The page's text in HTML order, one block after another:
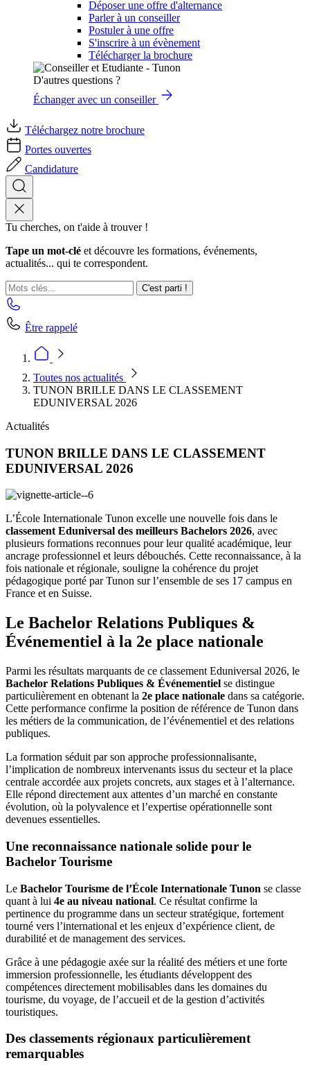
Déposer une offre d'alternance
Parler à un conseiller
Postuler à une offre
S'inscrire à un évènement
Télécharger la brochure
D'autres questions ?
Échanger avec un conseiller
Téléchargez notre brochure
Portes ouvertes
Candidature
Tu cherches, on t'aide à trouver !
Tape un mot-clé et découvre les formations, événements,
actualités... qui te correspondent.
C'est parti !
Être rappelé
Toutes nos actualités
TUNON BRILLE DANS LE CLASSEMENT
EDUNIVERSAL 2026
Actualités
TUNON BRILLE DANS LE CLASSEMENT
EDUNIVERSAL 2026
L’École Internationale Tunon excelle une nouvelle fois dans le
classement Eduniversal des meilleurs Bachelors 2026, avec
plusieurs formations reconnues pour leur qualité académique, leur
ancrage professionnel et leurs débouchés. Cette reconnaissance, à la
fois nationale et régionale, souligne la cohérence du projet
pédagogique porté par Tunon sur l’ensemble de ses 17 campus en
France et en Suisse.
Le Bachelor Relations Publiques &
Événementiel à la 2e place nationale
Parmi les résultats marquants de ce classement Eduniversal 2026, le
Bachelor Relations Publiques & Événementiel se distingue
particulièrement en obtenant la 2e place nationale dans sa catégorie.
Cette performance confirme la position de référence de Tunon dans
les métiers de la communication, de l’événementiel et des relations
publiques.
La formation séduit par son approche professionnalisante,
l’implication de nombreux intervenants issus du secteur et la place
centrale accordée aux projets concrets, aux stages et à l’alternance.
Elle répond directement aux attentes d’un marché en constante
évolution, où la polyvalence et l’expertise opérationnelle sont
devenues essentielles.
Une reconnaissance nationale solide pour le
Bachelor Tourisme
Le Bachelor Tourisme de l’École Internationale Tunon se classe
quant à lui 4e au niveau national. Ce résultat confirme la
pertinence du programme dans un secteur stratégique, fortement
tourné vers l’international et les enjeux d’expérience client, de
durabilité et de management des services.
Grâce à une pédagogie axée sur la réalité des métiers et une forte
immersion professionnelle, les étudiants développent des
compétences directement mobilisables dans les domaines du
tourisme, du voyage, de l’accueil et de la gestion d’activités
touristiques.
Des classements régionaux particulièrement
remarquables